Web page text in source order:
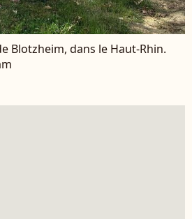
Blotzheim, dans le Haut-Rhin.